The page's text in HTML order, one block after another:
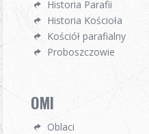
Historia Parafii
Historia Kościoła
Kościół parafialny
Proboszczowie
OMI
Oblaci